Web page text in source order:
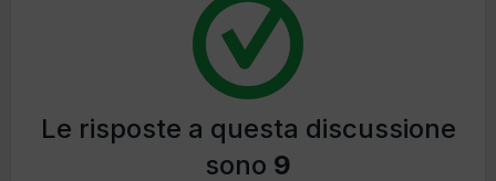
Le risposte a questa discussione
sono 9